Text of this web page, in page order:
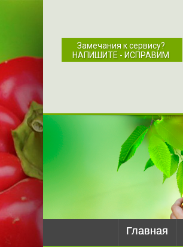
Замечания к сервису?
НАПИШИТЕ - ИСПРАВИМ
Главная